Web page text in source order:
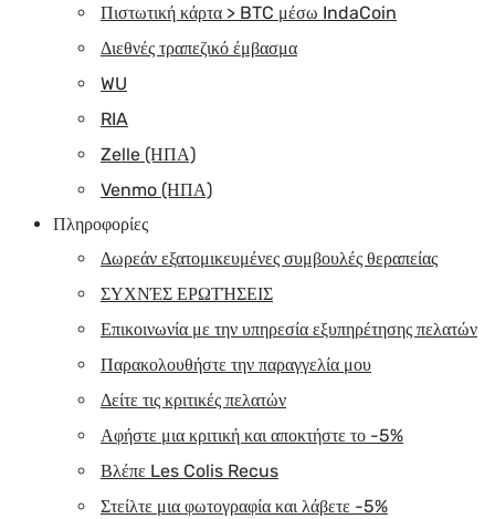
Πιστωτική κάρτα > BTC μέσω IndaCoin
Διεθνές τραπεζικό έμβασμα
WU
RIA
Zelle (ΗΠΑ)
Venmo (ΗΠΑ)
Πληροφορίες
Δωρεάν εξατομικευμένες συμβουλές θεραπείας
ΣΥΧΝΈΣ ΕΡΩΤΉΣΕΙΣ
Επικοινωνία με την υπηρεσία εξυπηρέτησης πελατών
Παρακολουθήστε την παραγγελία μου
Δείτε τις κριτικές πελατών
Αφήστε μια κριτική και αποκτήστε το -5%
Βλέπε Les Colis Recus
Στείλτε μια φωτογραφία και λάβετε -5%